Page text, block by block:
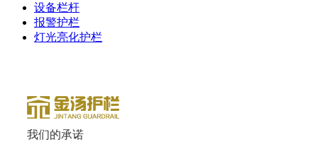
设备栏杆
报警护栏
灯光亮化护栏
我们的承诺